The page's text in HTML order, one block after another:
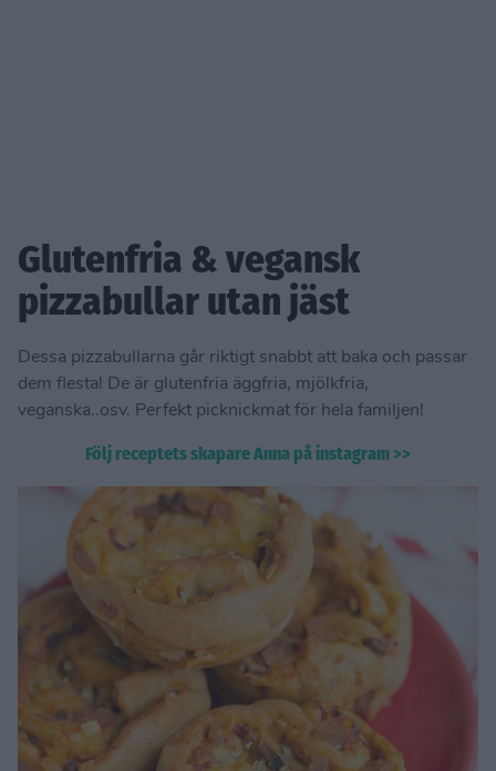
Glutenfria & vegansk
pizzabullar utan jäst
Dessa pizzabullarna går riktigt snabbt att baka och passar
dem flesta! De är glutenfria äggfria, mjölkfria,
veganska..osv. Perfekt picknickmat för hela familjen!
Följ receptets skapare Anna på instagram >>